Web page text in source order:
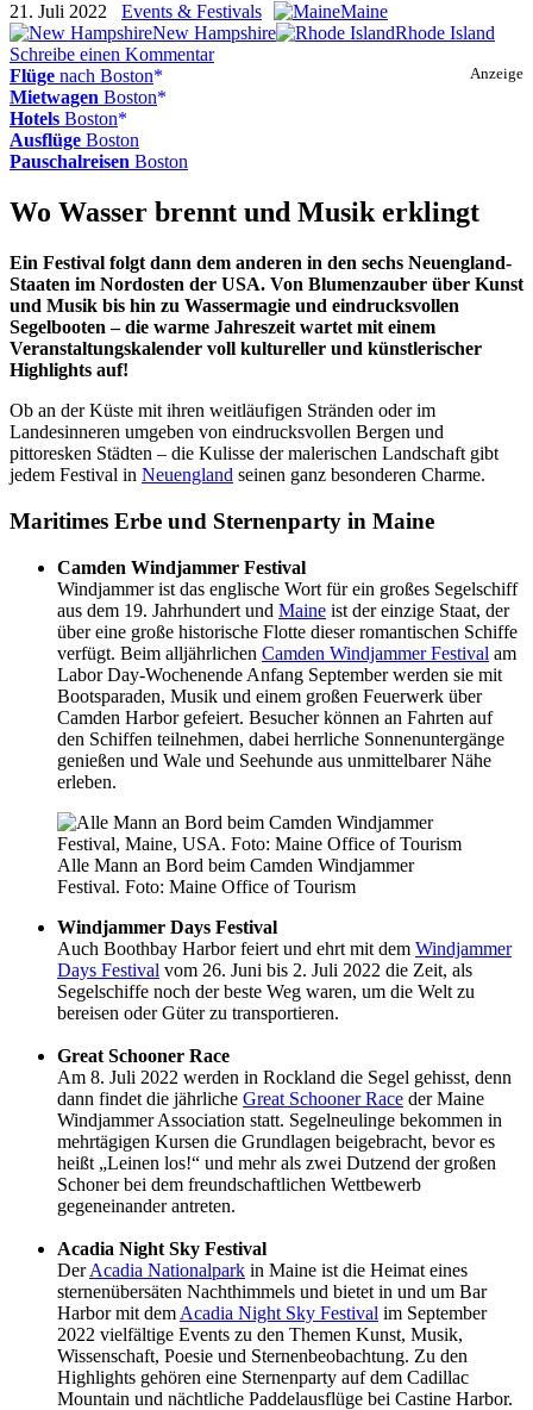
21. Juli 2022 Events & Festivals
Maine
New Hampshire
Rhode Island
Schreibe einen Kommentar
Anzeige
Flüge nach Boston
Mietwagen Boston
Hotels Boston
Ausflüge Boston
Pauschalreisen Boston
Wo Wasser brennt und Musik erklingt
Ein Festival folgt dann dem anderen in den sechs Neuengland-
Staaten im Nordosten der USA. Von Blumenzauber über Kunst
und Musik bis hin zu Wassermagie und eindrucksvollen
Segelbooten – die warme Jahreszeit wartet mit einem
Veranstaltungskalender voll kultureller und künstlerischer
Highlights auf!
Ob an der Küste mit ihren weitläufigen Stränden oder im
Landesinneren umgeben von eindrucksvollen Bergen und
pittoresken Städten – die Kulisse der malerischen Landschaft gibt
jedem Festival in Neuengland seinen ganz besonderen Charme.
Maritimes Erbe und Sternenparty in Maine
Camden Windjammer Festival
Windjammer ist das englische Wort für ein großes Segelschiff
aus dem 19. Jahrhundert und Maine ist der einzige Staat, der
über eine große historische Flotte dieser romantischen Schiffe
verfügt. Beim alljährlichen Camden Windjammer Festival am
Labor Day-Wochenende Anfang September werden sie mit
Bootsparaden, Musik und einem großen Feuerwerk über
Camden Harbor gefeiert. Besucher können an Fahrten auf
den Schiffen teilnehmen, dabei herrliche Sonnenuntergänge
genießen und Wale und Seehunde aus unmittelbarer Nähe
erleben.
Alle Mann an Bord beim Camden Windjammer
Festival. Foto: Maine Office of Tourism
Windjammer Days Festival
Auch Boothbay Harbor feiert und ehrt mit dem Windjammer
Days Festival vom 26. Juni bis 2. Juli 2022 die Zeit, als
Segelschiffe noch der beste Weg waren, um die Welt zu
bereisen oder Güter zu transportieren.
Great Schooner Race
Am 8. Juli 2022 werden in Rockland die Segel gehisst, denn
dann findet die jährliche Great Schooner Race der Maine
Windjammer Association statt. Segelneulinge bekommen in
mehrtägigen Kursen die Grundlagen beigebracht, bevor es
heißt „Leinen los!“ und mehr als zwei Dutzend der großen
Schoner bei dem freundschaftlichen Wettbewerb
gegeneinander antreten.
Acadia Night Sky Festival
DerAcadia Nationalpark in Maine ist die Heimat eines
sternenübersäten Nachthimmels und bietet in und um Bar
Harbor mit dem Acadia Night Sky Festival im September
2022 vielfältige Events zu den Themen Kunst, Musik,
Wissenschaft, Poesie und Sternenbeobachtung. Zu den
Highlights gehören eine Sternenparty auf dem Cadillac
Mountain und nächtliche Paddelausflüge bei Castine Harbor.